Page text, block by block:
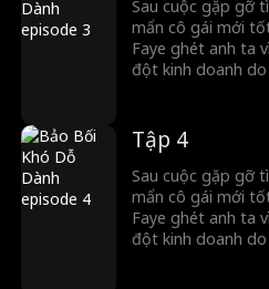
Sau cuộc gặp gỡ
mẩn cô gái mới
Faye ghét anh ta
đột kinh doanh
hôn, và dù cô cố
dần yêu anh...
Tập 4
Sau cuộc gặp gỡ
mẩn cô gái mới
Faye ghét anh ta
đột kinh doanh